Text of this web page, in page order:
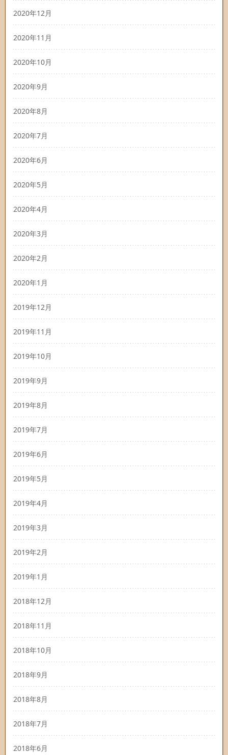
2020年12月
2020年11月
2020年10月
2020年9月
2020年8月
2020年7月
2020年6月
2020年5月
2020年4月
2020年3月
2020年2月
2020年1月
2019年12月
2019年11月
2019年10月
2019年9月
2019年8月
2019年7月
2019年6月
2019年5月
2019年4月
2019年3月
2019年2月
2019年1月
2018年12月
2018年11月
2018年10月
2018年9月
2018年8月
2018年7月
2018年6月